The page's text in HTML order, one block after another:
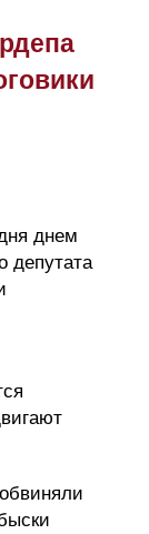
днем
депутата